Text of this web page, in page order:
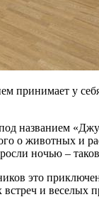
принимает у
названием
о животных и
ночью –
это
встреч и веселых